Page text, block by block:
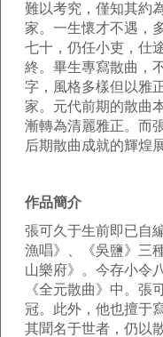
難以考究，僅知其約
家。一生懷才不遇，
七十，仍任小吏，仕
終。畢生專寫散曲，
字，風格多樣但以雅
家。元代前期的散曲
漸轉為清麗雅正。而
后期散曲成就的輝煌
作品簡介
張可久于生前即已自
漁唱》、《吳鹽》三
山樂府》。今存小令
《全元散曲》中。張
冠。此外，他也擅于
其聞名于世者，仍以